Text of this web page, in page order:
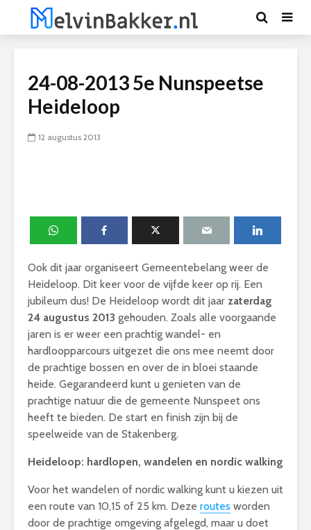
24-08-2013 5e Nunspeetse
Heideloop
12 augustus 2013
Ook dit jaar organiseert Gemeentebelang weer de
Heideloop. Dit keer voor de vijfde keer op rij. Een
jubileum dus! De Heideloop wordt dit jaar zaterdag
24 augustus 2013 gehouden. Zoals alle voorgaande
jaren is er weer een prachtig wandel- en
hardloopparcours uitgezet die ons mee neemt door
de prachtige bossen en over de in bloei staande
heide. Gegarandeerd kunt u genieten van de
prachtige natuur die de gemeente Nunspeet ons
heeft te bieden. De start en finish zijn bij de
speelweide van de Stakenberg.
Heideloop: hardlopen, wandelen en nordic walking
Voor het wandelen of nordic walking kunt u kiezen uit
een route van 10,15 of 25 km. Deze routes worden
door de prachtige omgeving afgelegd, maar u doet